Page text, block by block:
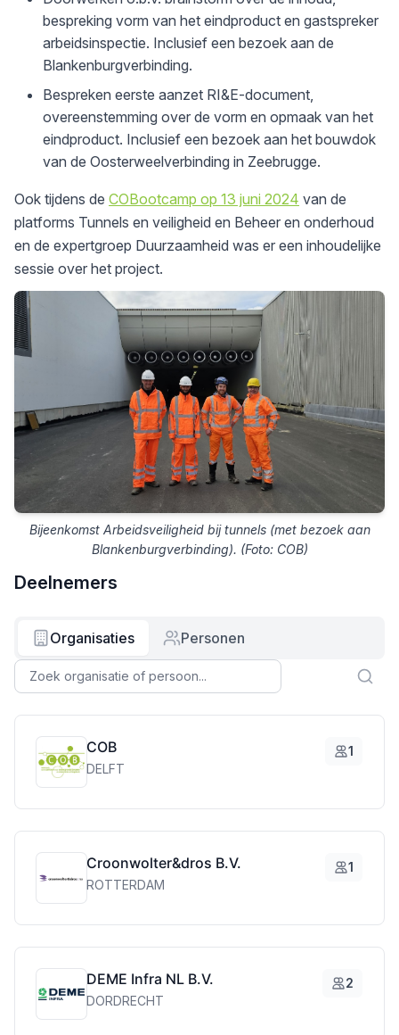
bespreking vorm van het eindproduct en gastspreker
arbeidsinspectie. Inclusief een bezoek aan de
Blankenburgverbinding.
Bespreken eerste aanzet RI&E-document,
overeenstemming over de vorm en opmaak van het
eindproduct. Inclusief een bezoek aan het bouwdok
van de Oosterweelverbinding in Zeebrugge.
Ook tijdens de COBootcamp op 13 juni 2024 van de
platforms Tunnels en veiligheid en Beheer en onderhoud
en de expertgroep Duurzaamheid was er een inhoudelijke
sessie over het project.
Bijeenkomst Arbeidsveiligheid bij tunnels (met bezoek aan
Blankenburgverbinding). (Foto: COB)
Deelnemers
Organisaties Personen
COB
DELFT
1
Croonwolter&dros B.V.
ROTTERDAM
1
DEME Infra NL B.V.
DORDRECHT
2